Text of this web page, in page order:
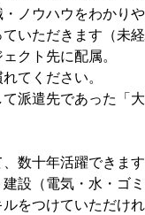
ノウハウをわかり
いただきます（未
クト先に配属。
てください。
派遣先であった「
数十年活躍できます
設（電気・水・ゴ
をつけていただけ